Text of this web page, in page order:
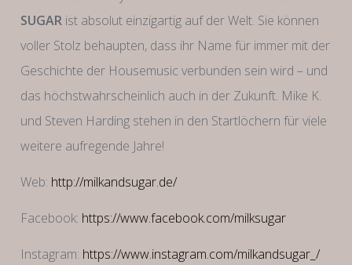
SUGAR ist absolut einzigartig auf der Welt. Sie können
voller Stolz behaupten, dass ihr Name für immer mit der
Geschichte der Housemusic verbunden sein wird – und
das höchstwahrscheinlich auch in der Zukunft. Mike K.
und Steven Harding stehen in den Startlöchern für viele
weitere aufregende Jahre!
Web: http://milkandsugar.de/
Facebook: https://www.facebook.com/milksugar
Instagram: https://www.instagram.com/milkandsugar_/